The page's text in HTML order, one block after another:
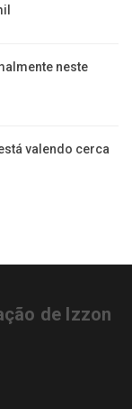
neste
valendo cerca
de Izzon